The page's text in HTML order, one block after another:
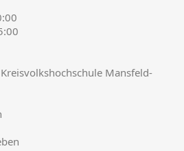
Kreis­volkshochschule Mansfeld-